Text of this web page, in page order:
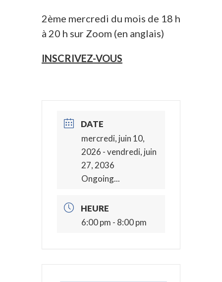
2ème mercredi du mois de 18 h
à 20 h sur Zoom (en anglais)
INSCRIVEZ-VOUS
DATE
mercredi, juin 10,
2026 - vendredi, juin
27, 2036
Ongoing...
HEURE
6:00 pm - 8:00 pm